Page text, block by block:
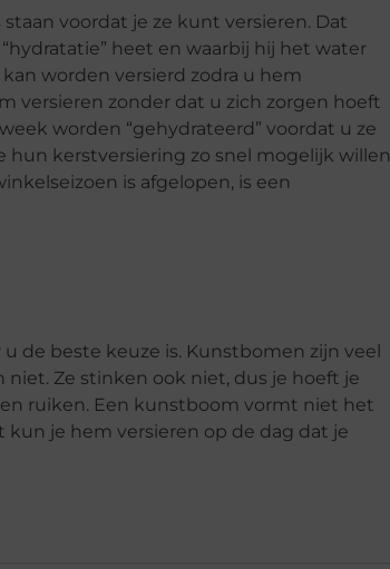
voordat je ze kunt versieren. Dat
heet en waarbij hij het water
worden versierd zodra u hem
versieren zonder dat u zich zorgen hoeft
worden “gehydrateerd” voordat u ze
hun kerstversiering zo snel mogelijk willen
is afgelopen, is een
de beste keuze is. Kunstbomen zijn veel
Ze stinken ook niet, dus je hoeft je
ruiken. Een kunstboom vormt niet het
je hem versieren op de dag dat je